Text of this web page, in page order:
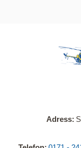
Adress